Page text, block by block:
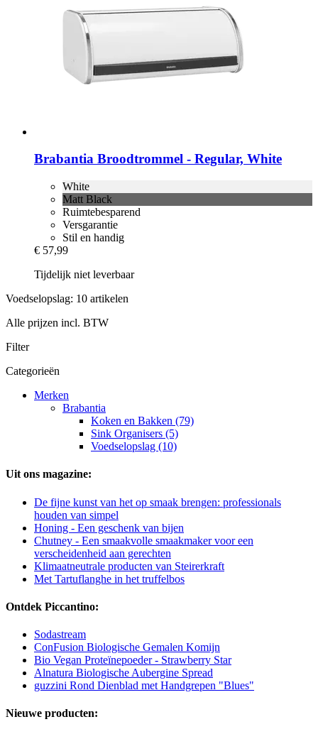
Brabantia Broodtrommel -​ Regular, White
White
Matt Black
Ruimtebesparend
Versgarantie
Stil en handig
€ 57,99
Tijdelijk niet leverbaar
Voedselopslag: 10 artikelen
Alle prijzen incl. BTW
Filter
Categorieën
Merken
Brabantia
Koken en Bakken (79)
Sink Organisers (5)
Voedselopslag (10)
Uit ons magazine:
De fijne kunst van het op smaak brengen: professionals
houden van simpel
Honing - Een geschenk van bijen
Chutney - Een smaakvolle smaakmaker voor een
verscheidenheid aan gerechten
Klimaatneutrale producten van Steirerkraft
Met Tartuflanghe in het truffelbos
Ontdek Piccantino:
Sodastream
ConFusion Biologische Gemalen Komijn
Bio Vegan Proteïnepoeder - Strawberry Star
Alnatura Biologische Aubergine Spread
guzzini Rond Dienblad met Handgrepen "Blues"
Nieuwe producten: